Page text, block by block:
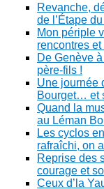
Revanche,
de l’Étape
Mon périple
rencontres
De Genève
père-fils !
Une journée
Bourget… et
Quand la
au Léman
Les cyclos
rafraîchi, on
Reprise des
courage et
Ceux d’la